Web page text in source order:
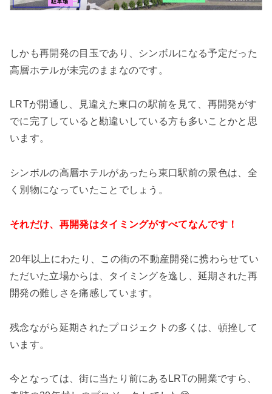
しかも再開発の目玉であり、シンボルになる予定だった
高層ホテルが未完のままなのです。
LRTが開通し、見違えた東口の駅前を見て、再開発がす
でに完了していると勘違いしている方も多いことかと思
います。
シンボルの高層ホテルがあったら東口駅前の景色は、全
く別物になっていたことでしょう。
それだけ、再開発はタイミングがすべてなんです！
20年以上にわたり、この街の不動産開発に携わらせてい
ただいた立場からは、タイミングを逸し、延期された再
開発の難しさを痛感しています。
残念ながら延期されたプロジェクトの多くは、頓挫して
います。
今となっては、街に当たり前にあるLRTの開業ですら、